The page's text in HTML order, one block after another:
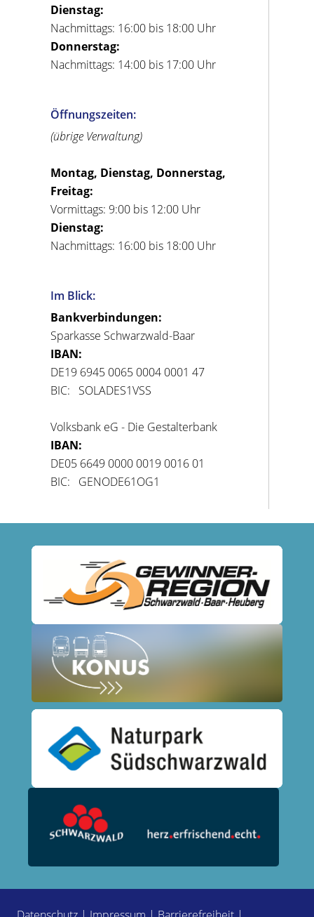
Dienstag:
Nachmittags: 16:00 bis 18:00 Uhr
Donnerstag:
Nachmittags: 14:00 bis 17:00 Uhr
Öffnungszeiten:
(übrige Verwaltung)
Montag, Dienstag, Donnerstag,
Freitag:
Vormittags: 9:00 bis 12:00 Uhr
Dienstag:
Nachmittags: 16:00 bis 18:00 Uhr
Im Blick:
Bankverbindungen:
Sparkasse Schwarzwald-Baar
IBAN:
DE19 6945 0065 0004 0001 47
BIC: SOLADES1VSS
Volksbank eG - Die Gestalterbank
IBAN:
DE05 6649 0000 0019 0016 01
BIC: GENODE61OG1